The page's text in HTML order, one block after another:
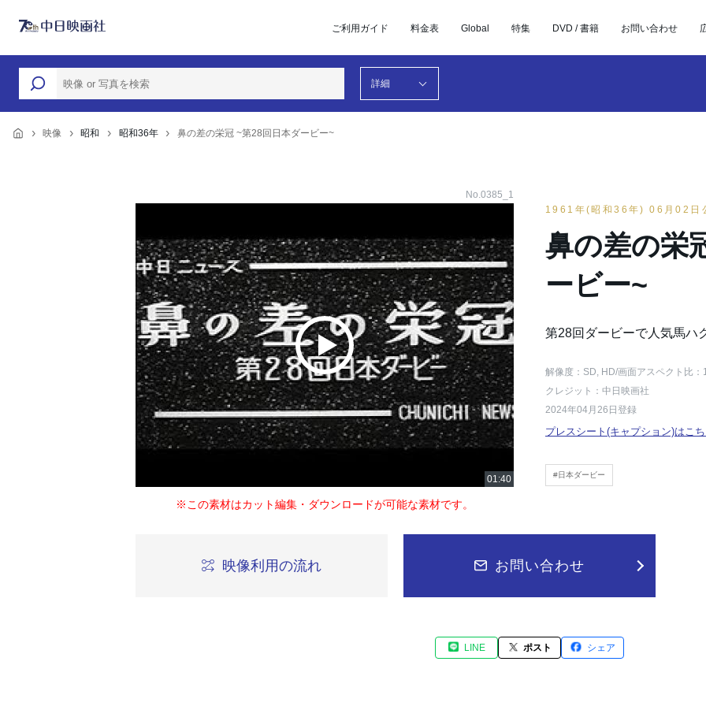
ご利用ガイド 料金表 Global 特集 DVD / 書籍 お問い合わせ
詳細
映像 昭和 昭和36年 鼻の差の栄冠 ~第28回日本ダービー~
No.0385_1
※この素材はカット編集・ダウンロードが可能な素材です。
1961年(昭和36年) 06月02日
鼻の差の栄
ービー~
第28回ダービーで人気馬ハ
解像度：SD, HD/画面アスペクト比：
クレジット：中日映画社
2024年04月26日登録
プレスシート(キャプション)はこち
#日本ダービー
映像利用の流れ お問い合わせ
LINE ポスト シェア